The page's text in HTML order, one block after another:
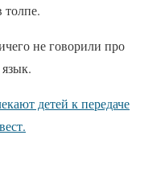
толпе.
не говорили про
детей к передаче